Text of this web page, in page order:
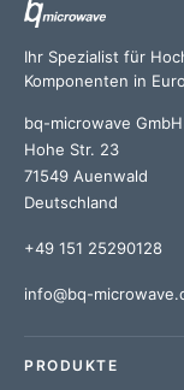
Ihr Spezialist für
Komponenten in
bq-microwave GmbH
Hohe Str. 23
71549 Auenwald
Deutschland
+49 151 25290128
info@bq-
PRODUKTE